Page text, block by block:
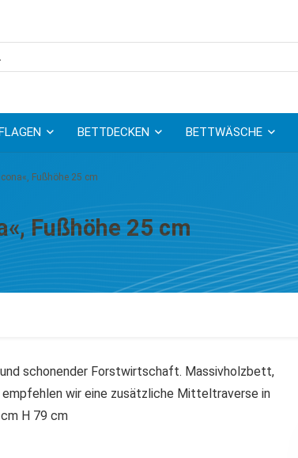
BETTDECKEN BETTWÄSCHE
Fußhöhe 25 cm
Fußhöhe 25 cm
schonender Forstwirtschaft. Massivholzbett,
wir eine zusätzliche Mitteltraverse in
H 79 cm